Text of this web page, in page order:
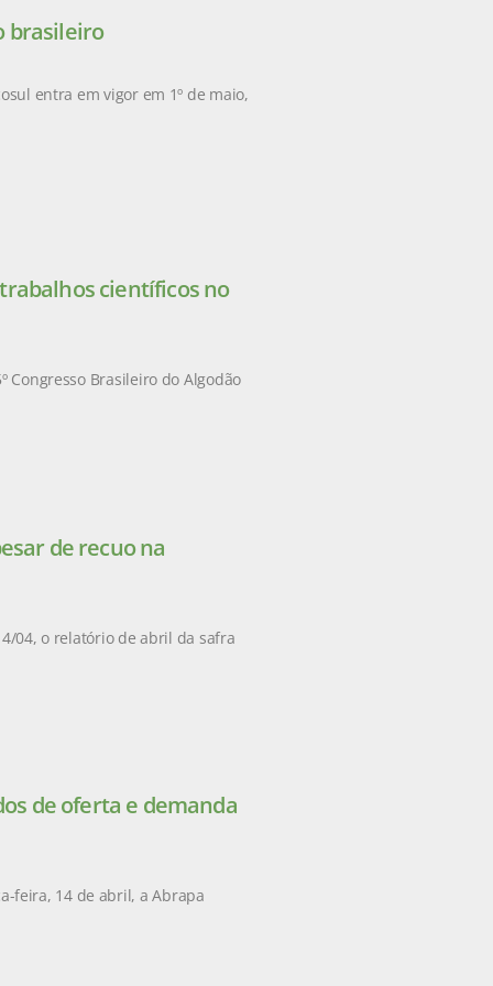
brasileiro
entra em vigor em 1º de maio,
científicos no
Congresso Brasileiro do Algodão
de recuo na
04, o relatório de abril da safra
de oferta e demanda
feira, 14 de abril, a Abrapa